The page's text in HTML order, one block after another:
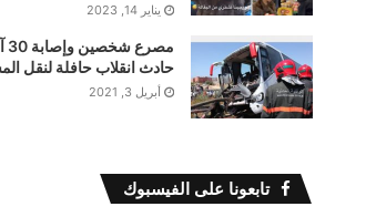
يناير 14, 2023
حادث انقلاب حافلة لنقل
أبريل 3, 2021
تابعونا على الفيسبوك